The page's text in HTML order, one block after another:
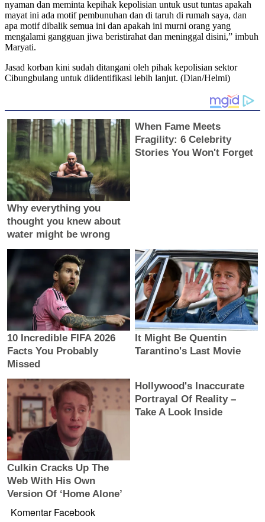
nyaman dan meminta kepihak kepolisian untuk usut tuntas apakah
mayat ini ada motif pembunuhan dan di taruh di rumah saya, dan
apa motif dibalik semua ini dan apakah ini murni orang yang
mengalami gangguan jiwa beristirahat dan meninggal disini,” imbuh
Maryati.
Jasad korban kini sudah ditangani oleh pihak kepolisian sektor
Cibungbulang untuk diidentifikasi lebih lanjut. (Dian/Helmi)
Komentar Facebook